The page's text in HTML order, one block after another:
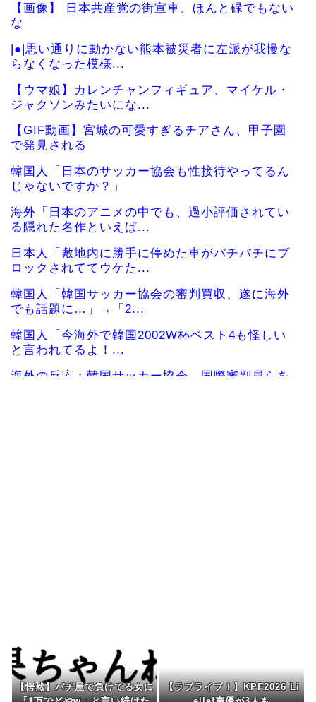
【画像】 日本共産党の街宣車、ほんと碌でもない
な
|●|思い通りに動かない熊本被災者に左派が我慢な
らなくなった模様...
【ウマ娘】カレンチャンフィギュア、マイケル・
ジャクソンみたいにな...
【GIF動画】宮城の可愛すぎるチアさん、甲子園
で発見される
韓国人「日本のサッカー協会も性接待やってるん
じゃないですか？」
海外「日本のアニメの中でも、過小評価されてい
る隠れた名作といえば...
日本人「敷地内に勝手に停めた車がバチバチにブ
ロックされててウケた...
韓国人「韓国サッカー協会の審判買収、遂に海外
でも話題に…」→「2...
韓国人「今海外で韓国2002W杯ベスト4も怪しい
と言われてるよ！...
海外の反応：韓国サッカー協会、国際審判員らを
Powered by livedoor 相互RSS
【愕然】パチ屋で負けてる女に
【ラブライブ！】KPF2026 Li